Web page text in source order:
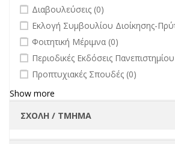
undefined
Διαβουλεύσεις (0)
undefined
Εκλογή Συμβουλίου Διοίκησης-
undefined
Φοιτητική Μέριμνα (0)
undefined
Περιοδικές Εκδόσεις
undefined
Προπτυχιακές Σπουδές (0)
Show more